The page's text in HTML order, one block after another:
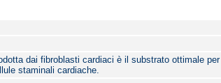
dai fibroblasti cardiaci è il substrato ottimale per
staminali cardiache.